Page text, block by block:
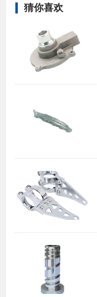
猜你喜欢